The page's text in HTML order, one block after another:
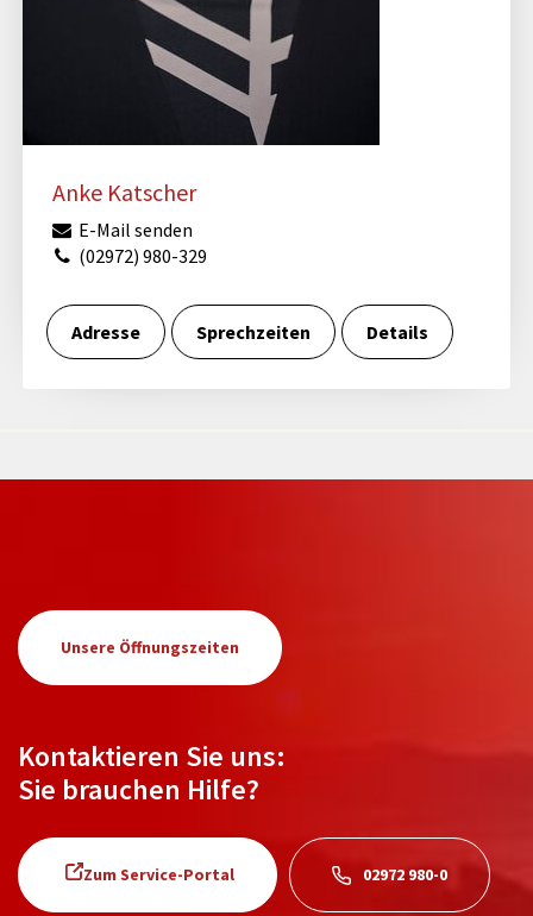
Anke Katscher
E-Mail senden
(02972) 980-329
Adresse Sprechzeiten Details
Unsere Öffnungszeiten
Kontaktieren Sie uns:
Sie brauchen Hilfe?
Zum Service-Portal 02972 980-0